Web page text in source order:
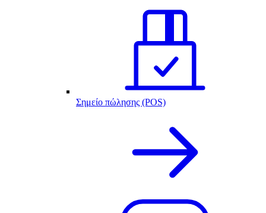
Σημείο πώλησης (POS)